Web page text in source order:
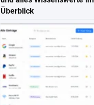
Überblick